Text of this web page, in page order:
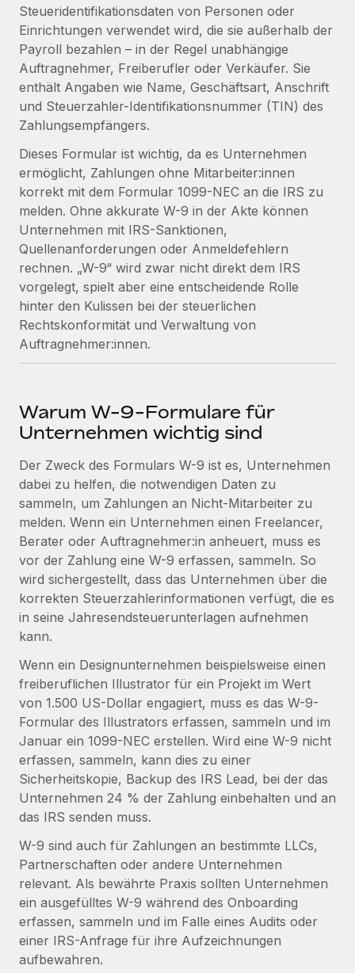
Globales Onboarding und Verwalten von
Freelancer:innen
PEO
Auslagern von komplexen HR-Aufgaben
INFRASTRUKTUR
Remote Embedded
Nahtlose Integration der HR in bestehende Abläufe
Plattform
Integrierte HR-Kernfunktionen für dein Team
Verknüpfen
Neu
Verknüpfung beliebiger KI-Tools mit Remote über unser
MCP
Integrationen
Prozessoptimierung mit unverzichtbaren Business-
Tools
DIENSTLEISTUNGEN
Hilfe von Expert:innen für globale HR & Compliance
Background-Checks
Einfacheres Bewerber:innen-Screening
Compliance Watchtower
Lückenlose Compliance
Geräteverwaltung
Globale Bereitstellung und Verfolgung von IT-
Gründung von Niederlassungen
Schnelle, rechtssichere Gründung von
Niederlassungen
Mobilität und Relocation
Mühelose Relocation von Mitarbeiter:innen
Benefits
WACHSTUMSPHASE
Startups
Agile HR- und Payroll-Lösungen für wachsende
Unternehmen
Maßgeschneiderte HR-Lösungen, um Teams zu
vergrößern
Enterprise
Globale HR für Konzerne und Großunternehmen
PARTNER WERDEN
Strategische Technologiepartner
Flexible Einbettung von Global-HR-Funktionen in deine
Plattform
Remote Build Demnächst verfügbar
FALLSTUDIEN
So hat der KI-Vorreiter Weaviate sein Team mit
Remote um 120 % vergrößert
Weaviate auf einen Blick Weaviate entwickelt KI-basierte
Open-Source-Infrastrukturen. Das...
Mehr erfahren
Revolution des Enterprise Contractor
Managements – die Erfolgsgeschichte einer
globalen Content-Agentur mit Remote
Auf einen Blick Erfahre mehr über die unglaubliche
Transformation einer weltweit erfolgreichen...
Mehr erfahren
Gesamtbeschäftigungskosten
Honorarzahlungen berechnen
Informationen zu möglichen Währungen und
Abwicklungsfristen für globale Freelancer:innen
Forschung und Leitfäden
Fallstudien
HR-Glossar
Checklisten und Vorlagen
Bibliothek für Stellenbeschreibungen
Webinare
Events
Informationen zu Gehältern und Qualifikationen
Insights Center
Hol dir Unterstützung
Alle Ressourcen anzeigen
BLOG
Globale Payroll
EOR und PEO
Contractor Management
Steuern
Den Blog erkunden
BLOG
Neues zu Remote-Produkten: Integration mit
Plus
Auch im neuen Jahr wollen wir bei Remote Unternehmen
aller Größen dabei unterstützen, die beste...
Mehr erfahren
Nederlands
Français
Deutsch
Español
Italiano
Português (Portugal)
日本語
한국어
中文（简体）
Anmelden
Steueridentifikationsdaten von Personen oder
Einrichtungen verwendet wird, die sie außerhalb der
Payroll bezahlen – in der Regel unabhängige
Auftragnehmer, Freiberufler oder Verkäufer. Sie
enthält Angaben wie Name, Geschäftsart, Anschrift
und Steuerzahler-Identifikationsnummer (TIN) des
Zahlungsempfängers.
Dieses Formular ist wichtig, da es Unternehmen
ermöglicht, Zahlungen ohne Mitarbeiter:innen
korrekt mit dem Formular 1099-NEC an die IRS zu
melden. Ohne akkurate W-9 in der Akte können
Unternehmen mit IRS-Sanktionen,
Quellenanforderungen oder Anmeldefehlern
rechnen. „W-9“ wird zwar nicht direkt dem IRS
vorgelegt, spielt aber eine entscheidende Rolle
hinter den Kulissen bei der steuerlichen
Rechtskonformität und Verwaltung von
Auftragnehmer:innen.
Warum W-9-Formulare für
Unternehmen wichtig sind
Der Zweck des Formulars W-9 ist es, Unternehmen
dabei zu helfen, die notwendigen Daten zu
sammeln, um Zahlungen an Nicht-Mitarbeiter zu
melden. Wenn ein Unternehmen einen Freelancer,
Berater oder Auftragnehmer:in anheuert, muss es
vor der Zahlung eine W-9 erfassen, sammeln. So
wird sichergestellt, dass das Unternehmen über die
korrekten Steuerzahlerinformationen verfügt, die es
in seine Jahresendsteuerunterlagen aufnehmen
kann.
Wenn ein Designunternehmen beispielsweise einen
freiberuflichen Illustrator für ein Projekt im Wert
von 1.500 US-Dollar engagiert, muss es das W-9-
Formular des Illustrators erfassen, sammeln und im
Januar ein 1099-NEC erstellen. Wird eine W-9 nicht
erfassen, sammeln, kann dies zu einer
Sicherheitskopie, Backup des IRS Lead, bei der das
Unternehmen 24 % der Zahlung einbehalten und an
das IRS senden muss.
W-9 sind auch für Zahlungen an bestimmte LLCs,
Partnerschaften oder andere Unternehmen
relevant. Als bewährte Praxis sollten Unternehmen
ein ausgefülltes W-9 während des Onboarding
erfassen, sammeln und im Falle eines Audits oder
einer IRS-Anfrage für ihre Aufzeichnungen
aufbewahren.